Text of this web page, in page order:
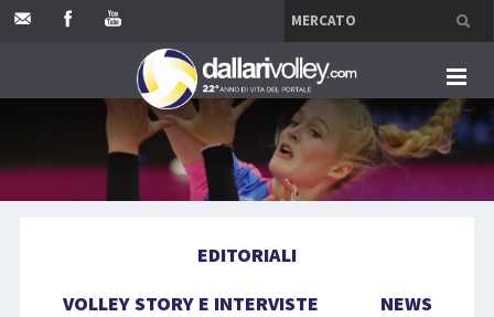
HOME
EDITORIALI
VOLLEY STORY E INTERVISTE
NEWS